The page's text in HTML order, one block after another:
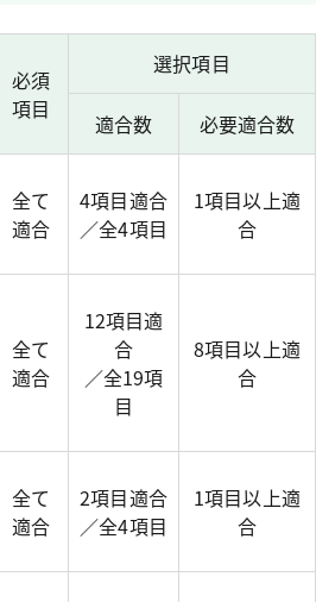
必須
項目
選択項目
適合数 必要適合数
全て
適合
4項目適合
／全4項目
1項目以上適
合
全て
適合
12項目適
合
／全19項
目
8項目以上適
合
全て
適合
2項目適合
／全4項目
1項目以上適
合